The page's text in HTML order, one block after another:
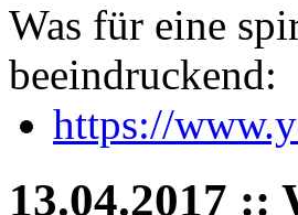
Was für eine
beeindruckend:
https://
13.04.2017 ::